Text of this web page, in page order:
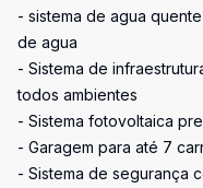
- sistema de agua
de agua
- Sistema de
todos ambientes
- Sistema fotovoltaica
- Garagem para até 7
- Sistema de segurança